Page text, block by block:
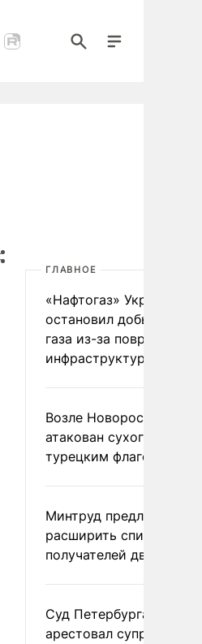
ГЛАВНОЕ
«Нафтогаз» Украины
остановил добычу
газа из-за повреждения
инфраструктуры
Возле Новороссийска
атакован сухогруз под
турецким флагом
Минтруд предложил
расширить список
получателей двух
Суд Петербурга заочно
арестовал супругу